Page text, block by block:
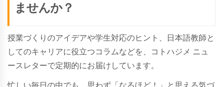
ませんか？
授業づくりのアイデアや学生対応のヒント、日本語教師と
してのキャリアに役立つコラムなどを、コトハジメ ニュ
ースレターで定期的にお届けしています。
忙しい毎日の中でも、思わず「なるほど！」と思える気づ